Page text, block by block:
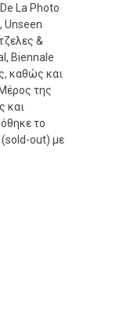
La Photo
Unseen
&
Biennale
καθώς και
της
και
το
out) με